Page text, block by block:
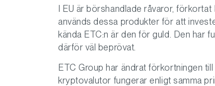
I EU är börshandlade råvaror,
används dessa produkter för att
kända ETC:n är den för guld. Den har
därför väl beprövat.
ETC Group har ändrat förkortningen
kryptovalutor fungerar enligt samma